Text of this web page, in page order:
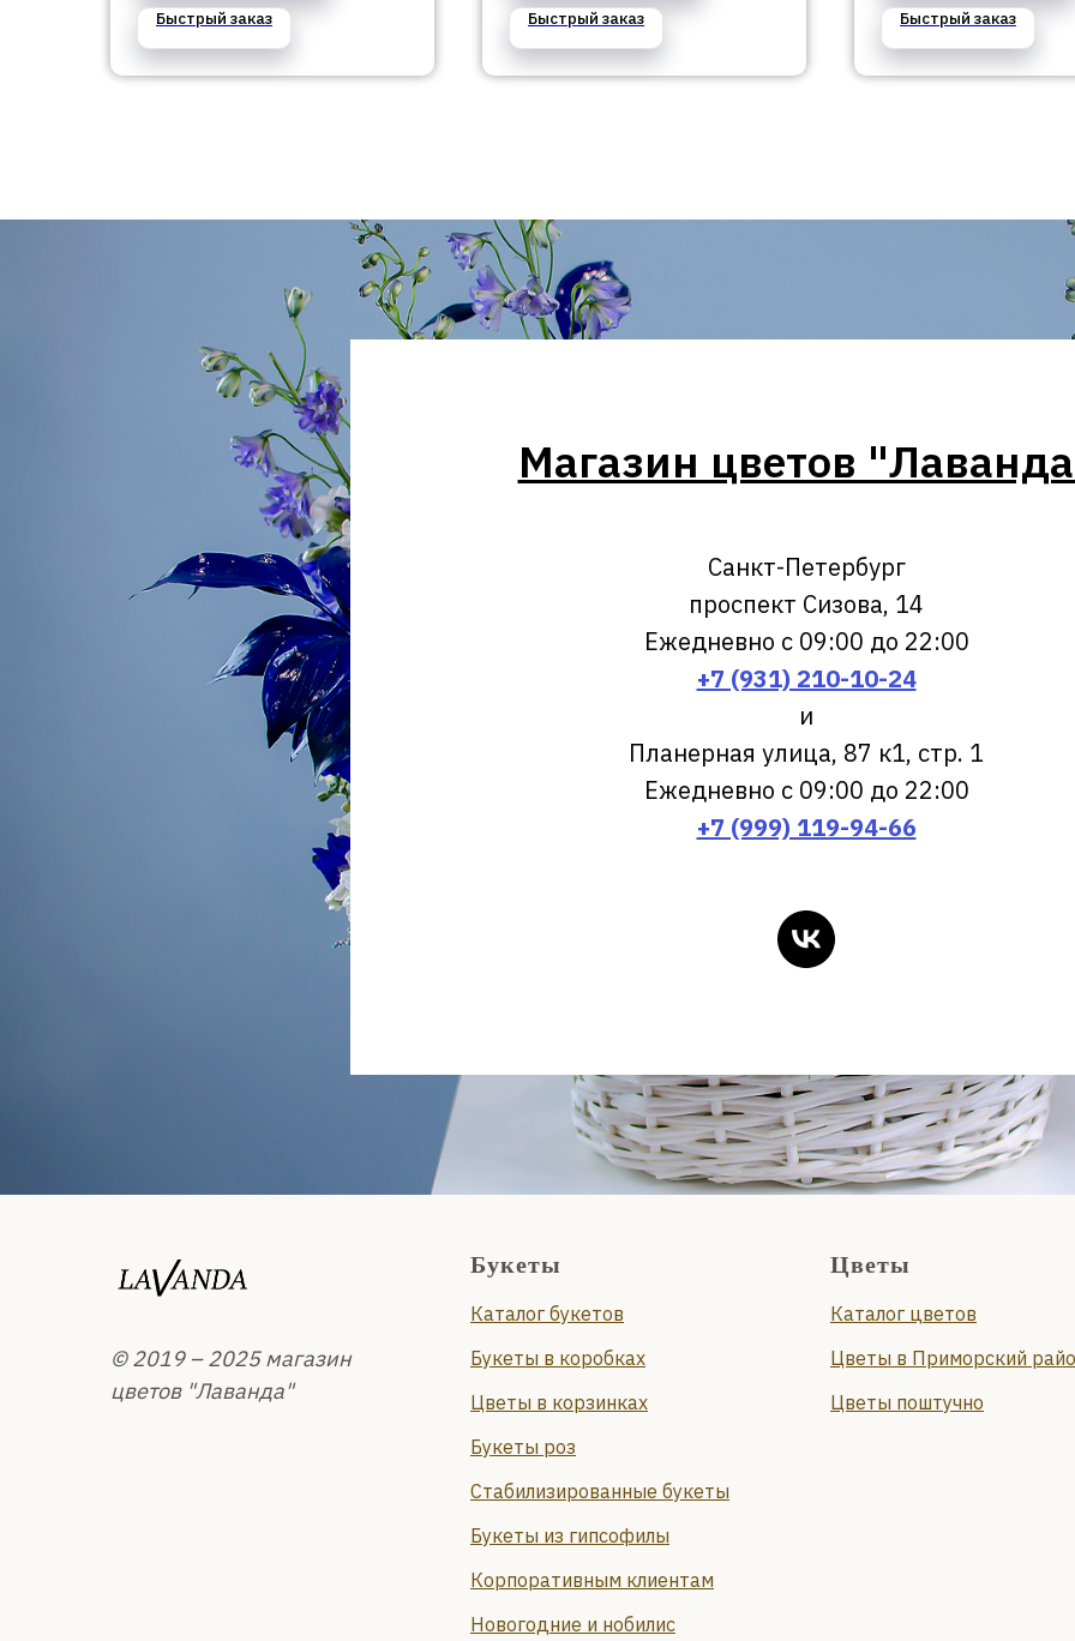
Быстрый заказ Быстрый заказ Быстрый заказ
Магазин цветов
Санкт-Петербург
проспект Сизова, 14
Ежедневно с 09:00 до 22:00
+7 (931) 210-10-24
и
Планерная улица, 87 к1, стр. 1
Ежедневно с 09:00 до 22:00
+7 (999) 119-94-66
© 2019 – 2025 магазин
цветов "Лаванда"
Букеты
Каталог букетов
Букеты в коробках
Цветы в корзинках
Букеты роз
Стабилизированные букеты
Букеты из гипсофилы
Корпоративным клиентам
Новогодние и нобилис
Цветы
Каталог цветов
Цветы в Приморский
Цветы поштучно